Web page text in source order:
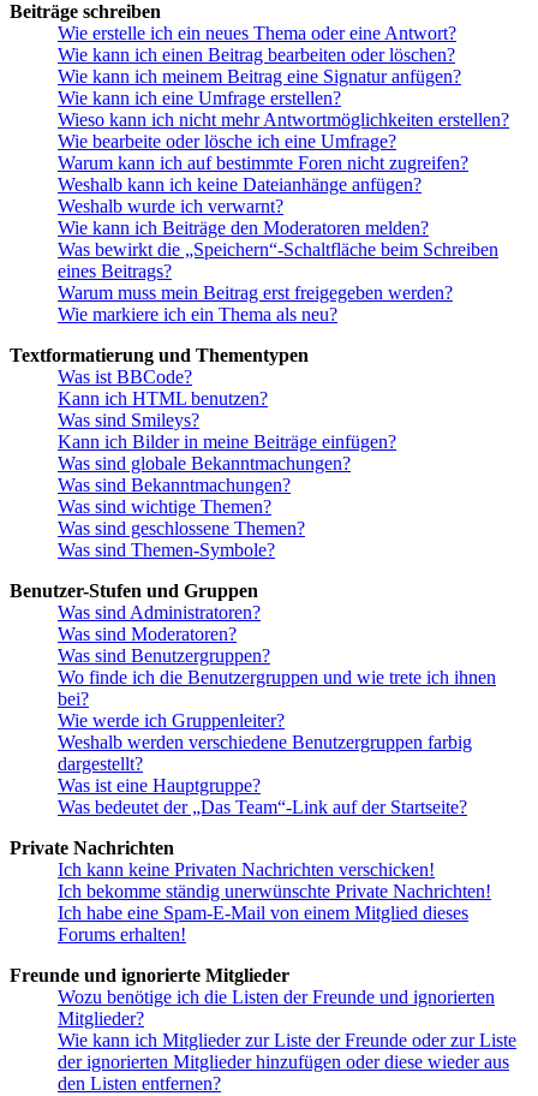
Beiträge schreiben
Wie erstelle ich ein neues Thema oder eine Antwort?
Wie kann ich einen Beitrag bearbeiten oder löschen?
Wie kann ich meinem Beitrag eine Signatur anfügen?
Wie kann ich eine Umfrage erstellen?
Wieso kann ich nicht mehr Antwortmöglichkeiten erstellen?
Wie bearbeite oder lösche ich eine Umfrage?
Warum kann ich auf bestimmte Foren nicht zugreifen?
Weshalb kann ich keine Dateianhänge anfügen?
Weshalb wurde ich verwarnt?
Wie kann ich Beiträge den Moderatoren melden?
Was bewirkt die „Speichern“-Schaltfläche beim Schreiben
eines Beitrags?
Warum muss mein Beitrag erst freigegeben werden?
Wie markiere ich ein Thema als neu?
Textformatierung und Thementypen
Was ist BBCode?
Kann ich HTML benutzen?
Was sind Smileys?
Kann ich Bilder in meine Beiträge einfügen?
Was sind globale Bekanntmachungen?
Was sind Bekanntmachungen?
Was sind wichtige Themen?
Was sind geschlossene Themen?
Was sind Themen-Symbole?
Benutzer-Stufen und Gruppen
Was sind Administratoren?
Was sind Moderatoren?
Was sind Benutzergruppen?
Wo finde ich die Benutzergruppen und wie trete ich ihnen
bei?
Wie werde ich Gruppenleiter?
Weshalb werden verschiedene Benutzergruppen farbig
dargestellt?
Was ist eine Hauptgruppe?
Was bedeutet der „Das Team“-Link auf der Startseite?
Private Nachrichten
Ich kann keine Privaten Nachrichten verschicken!
Ich bekomme ständig unerwünschte Private Nachrichten!
Ich habe eine Spam-E-Mail von einem Mitglied dieses
Forums erhalten!
Freunde und ignorierte Mitglieder
Wozu benötige ich die Listen der Freunde und ignorierten
Mitglieder?
Wie kann ich Mitglieder zur Liste der Freunde oder zur Liste
der ignorierten Mitglieder hinzufügen oder diese wieder aus
den Listen entfernen?